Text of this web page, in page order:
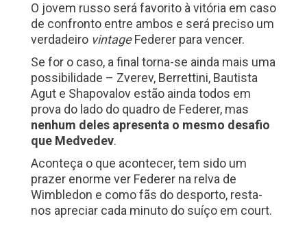
O jovem russo será favorito à vitória em caso
de confronto entre ambos e será preciso um
verdadeiro vintageFederer para vencer.
Se for o caso, a final torna-se ainda mais uma
possibilidade – Zverev, Berrettini, Bautista
Agut e Shapovalov estão ainda todos em
prova do lado do quadro de Federer, mas
nenhum deles apresenta o mesmo desafio
que Medvedev.
Aconteça o que acontecer, tem sido um
prazer enorme ver Federer na relva de
Wimbledon e como fãs do desporto, resta-
nos apreciar cada minuto do suíço em court.